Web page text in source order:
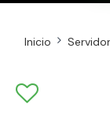
Inicio